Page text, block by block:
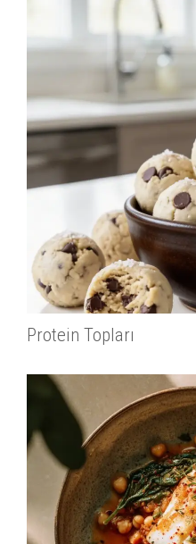
Protein Topları